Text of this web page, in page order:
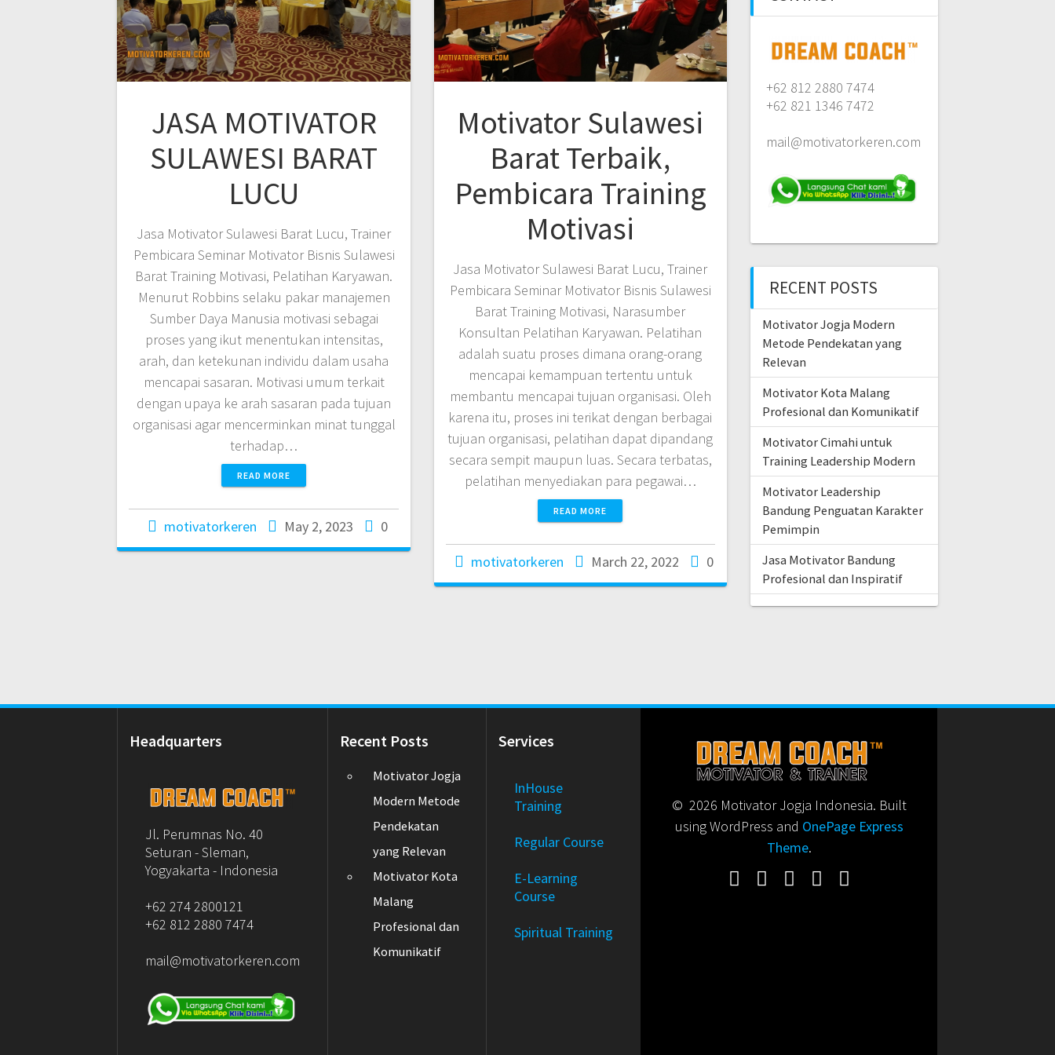
JASA MOTIVATOR
SULAWESI BARAT
LUCU
Jasa Motivator Sulawesi Barat Lucu, Trainer
Pembicara Seminar Motivator Bisnis Sulawesi
Barat Training Motivasi, Pelatihan Karyawan.
Menurut Robbins selaku pakar manajemen
Sumber Daya Manusia motivasi sebagai
proses yang ikut menentukan intensitas,
arah, dan ketekunan individu dalam usaha
mencapai sasaran. Motivasi umum terkait
dengan upaya ke arah sasaran pada tujuan
organisasi agar mencerminkan minat tunggal
terhadap…
READ MORE
motivatorkeren May 2, 2023 0
Motivator Sulawesi
Barat Terbaik,
Pembicara Training
Motivasi
Jasa Motivator Sulawesi Barat Lucu, Trainer
Pembicara Seminar Motivator Bisnis Sulawesi
Barat Training Motivasi, Narasumber
Konsultan Pelatihan Karyawan. Pelatihan
adalah suatu proses dimana orang-orang
mencapai kemampuan tertentu untuk
membantu mencapai tujuan organisasi. Oleh
karena itu, proses ini terikat dengan berbagai
tujuan organisasi, pelatihan dapat dipandang
secara sempit maupun luas. Secara terbatas,
pelatihan menyediakan para pegawai…
READ MORE
motivatorkeren March 22, 2022 0
+62 812 2880 7474
+62 821 1346 7472
mail@motivatorkeren.com
RECENT POSTS
Motivator Jogja Modern
Metode Pendekatan yang
Relevan
Motivator Kota Malang
Profesional dan Komunikatif
Motivator Cimahi untuk
Training Leadership Modern
Motivator Leadership
Bandung Penguatan Karakter
Pemimpin
Jasa Motivator Bandung
Profesional dan Inspiratif
Headquarters
Jl. Perumnas No. 40
Seturan - Sleman,
Yogyakarta - Indonesia
+62 274 2800121
+62 812 2880 7474
mail@motivatorkeren.com
Recent Posts
Motivator Jogja
Modern Metode
Pendekatan
yang Relevan
Motivator Kota
Malang
Profesional dan
Komunikatif
Services
InHouse
Training
Regular Course
E-Learning
Course
Spiritual Training
© 2026 Motivator Jogja Indonesia. Built
using WordPress and OnePage Express
Theme.